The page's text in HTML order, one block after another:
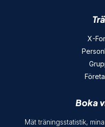
X-
Boka
Mät träningsstatistik,